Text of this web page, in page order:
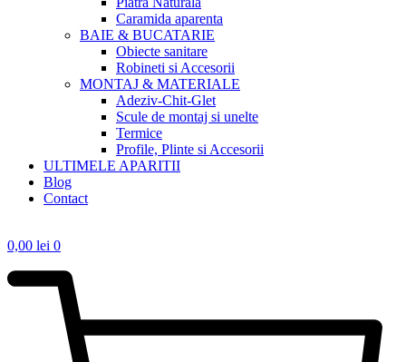
Caramida aparenta
BAIE & BUCATARIE
Obiecte sanitare
Robineti si Accesorii
MONTAJ & MATERIALE
Adeziv-Chit-Glet
Scule de montaj si unelte
Termice
Profile, Plinte si Accesorii
ULTIMELE APARITII
Blog
Contact
0,00 lei 0